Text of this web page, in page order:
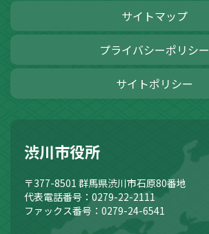
サイトマップ
プライバシーポリシー
サイトポリシー
渋川市役所
〒377-8501 群馬県渋川市石原80番地
代表電話番号：0279-22-2111
ファックス番号：0279-24-6541